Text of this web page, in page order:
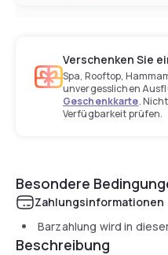
Verschenken Sie
Spa, Rooftop,
unvergesslichen
Geschenkkarte.
Verfügbarkeit prüfen.
Besondere
Zahlungsinformationen
Barzahlung wird in
Beschreibung